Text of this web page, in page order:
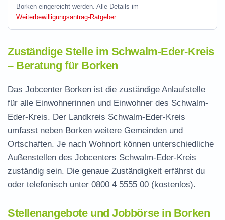
Borken eingereicht werden. Alle Details im
Weiterbewilligungsantrag-Ratgeber.
Zuständige Stelle im Schwalm-Eder-Kreis
– Beratung für Borken
Das Jobcenter Borken ist die zuständige Anlaufstelle
für alle Einwohnerinnen und Einwohner des Schwalm-
Eder-Kreis. Der Landkreis Schwalm-Eder-Kreis
umfasst neben Borken weitere Gemeinden und
Ortschaften. Je nach Wohnort können unterschiedliche
Außenstellen des Jobcenters Schwalm-Eder-Kreis
zuständig sein. Die genaue Zuständigkeit erfährst du
oder telefonisch unter 0800 4 5555 00 (kostenlos).
Stellenangebote und Jobbörse in Borken